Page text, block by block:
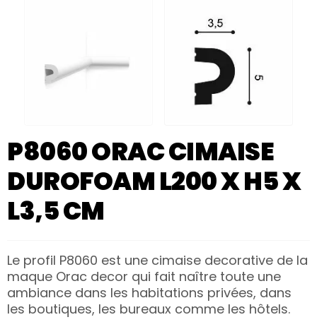
P8060 ORAC CIMAISE
DUROFOAM L200 X H5 X
L3,5 CM
Le profil P8060 est une cimaise decorative de la
maque Orac decor qui fait naître toute une
ambiance dans les habitations privées, dans
les boutiques, les bureaux comme les hôtels.